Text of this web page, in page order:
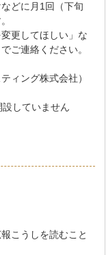
どに月1回（下旬
更してほしい」な
ご連絡ください。
ィング株式会社）
していません
こうしを読むこと